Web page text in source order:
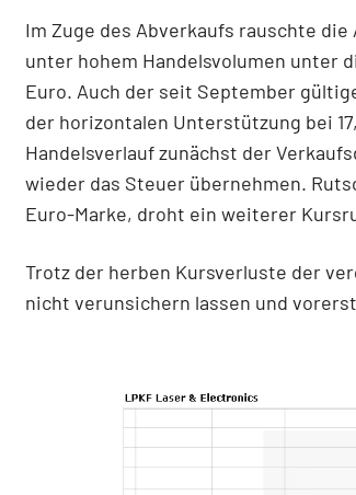
Im Zuge des Abverkaufs rauschte
unter hohem Handelsvolumen unter
Euro. Auch der seit September
der horizontalen Unterstützung bei
Handelsverlauf zunächst der
wieder das Steuer übernehmen.
Euro-Marke, droht ein weiterer
Trotz der herben Kursverluste der
nicht verunsichern lassen und